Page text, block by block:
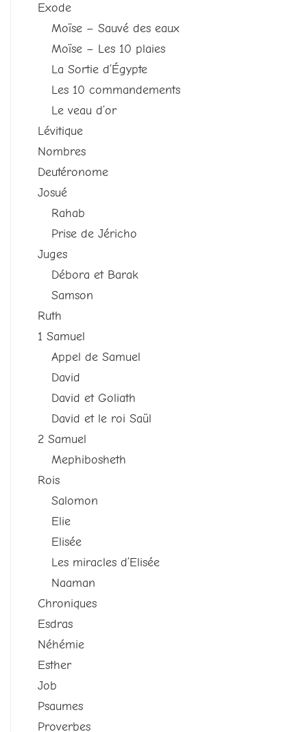
Exode
Moïse – Sauvé des eaux
Moïse – Les 10 plaies
La Sortie d’Égypte
Les 10 commandements
Le veau d’or
Lévitique
Nombres
Deutéronome
Josué
Rahab
Prise de Jéricho
Juges
Débora et Barak
Samson
Ruth
1 Samuel
Appel de Samuel
David
David et Goliath
David et le roi Saül
2 Samuel
Mephibosheth
Rois
Salomon
Elie
Elisée
Les miracles d’Elisée
Naaman
Chroniques
Esdras
Néhémie
Esther
Job
Psaumes
Proverbes